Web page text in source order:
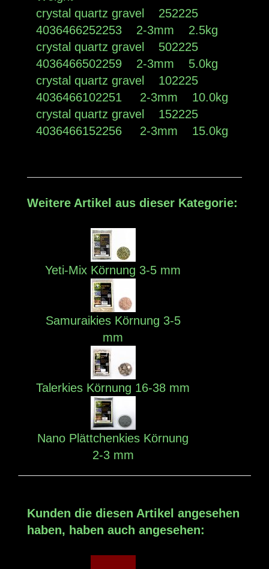
crystal quartz gravel 252225
4036466252253 2-3mm 2.5kg
crystal quartz gravel 502225
4036466502259 2-3mm 5.0kg
crystal quartz gravel 102225
4036466102251 2-3mm 10.0kg
crystal quartz gravel 152225
4036466152256 2-3mm 15.0kg
Weitere Artikel aus dieser Kategorie:
Yeti-Mix Körnung 3-5 mm
Samuraikies Körnung 3-5
mm
Talerkies Körnung 16-38 mm
Nano Plättchenkies Körnung
2-3 mm
Kunden die diesen Artikel angesehen
haben, haben auch angesehen: